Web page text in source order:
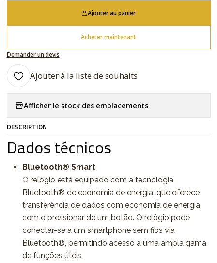
Ajouter au panier
Acheter maintenant
Demander un devis
Ajouter à la liste de souhaits
Afficher le stock des emplacements
DESCRIPTION
Dados técnicos
Bluetooth® Smart
O relógio está equipado com a tecnologia
Bluetooth® de economia de energia, que oferece
transferência de dados com economia de energia
com o pressionar de um botão. O relógio pode
conectar-se a um smartphone sem fios via
Bluetooth®, permitindo acesso a uma ampla gama
de funções úteis.